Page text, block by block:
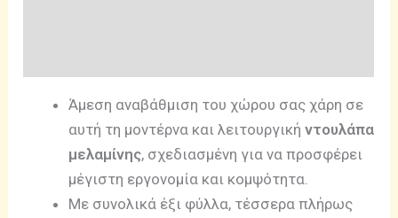
Άμεση αναβάθμιση του χώρου σας χάρη σε
αυτή τη μοντέρνα και λειτουργικήντουλάπα
μελαμίνης, σχεδιασμένη για να προσφέρει
μέγιστη εργονομία και κομψότητα.
Με συνολικά έξι φύλλα, τέσσερα πλήρως